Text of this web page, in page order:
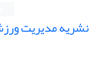
نشریه مدیریت